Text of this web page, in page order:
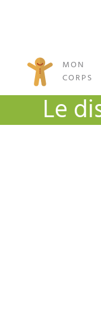
MON
CORPS
Le